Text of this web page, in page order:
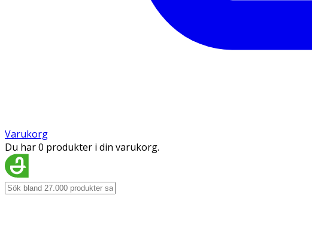
Varukorg
Du har 0 produkter i din varukorg.